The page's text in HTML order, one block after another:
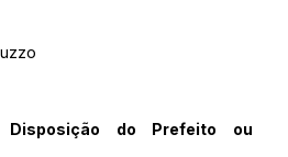
do Prefeito ou